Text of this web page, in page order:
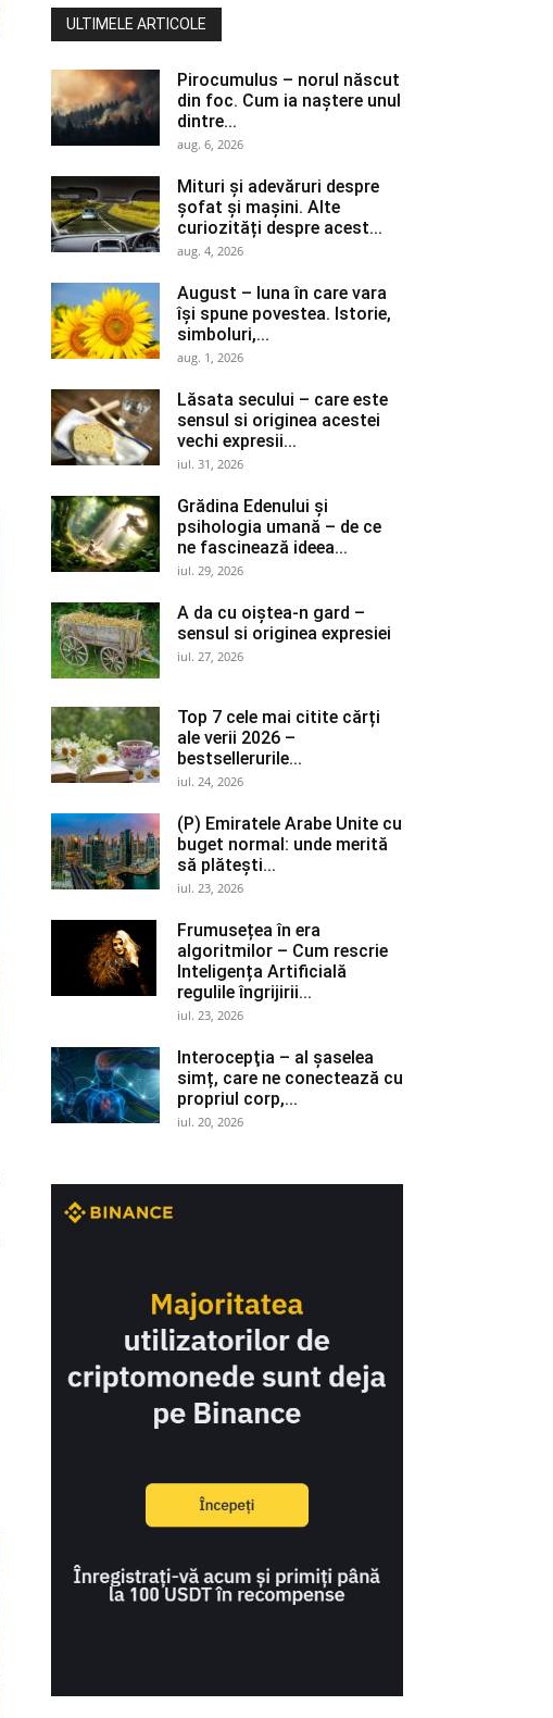
ULTIMELE ARTICOLE
Pirocumulus – norul născut
din foc. Cum ia naștere unul
dintre...
aug. 6, 2026
Mituri și adevăruri despre
șofat și mașini. Alte
curiozități despre acest...
aug. 4, 2026
August – luna în care vara
își spune povestea. Istorie,
simboluri,...
aug. 1, 2026
Lăsata secului – care este
sensul si originea acestei
vechi expresii...
iul. 31, 2026
Grădina Edenului și
psihologia umană – de ce
ne fascinează ideea...
iul. 29, 2026
A da cu oiștea-n gard –
sensul si originea expresiei
iul. 27, 2026
Top 7 cele mai citite cărți
ale verii 2026 –
bestsellerurile...
iul. 24, 2026
(P) Emiratele Arabe Unite cu
buget normal: unde merită
să plătești...
iul. 23, 2026
Frumusețea în era
algoritmilor – Cum rescrie
Inteligența Artificială
regulile îngrijirii...
iul. 23, 2026
Interocepţia – al șaselea
simț, care ne conectează cu
propriul corp,...
iul. 20, 2026